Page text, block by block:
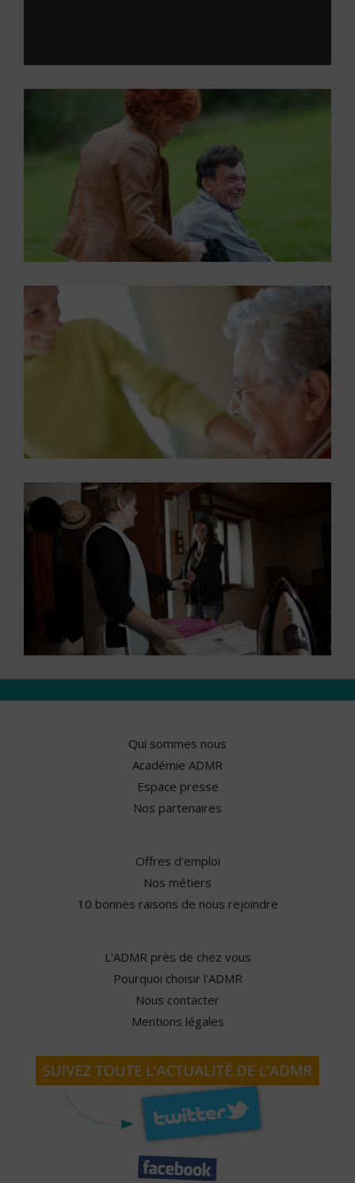
Qui sommes nous
Académie ADMR
Espace presse
Nos partenaires
Offres d'emploi
Nos métiers
10 bonnes raisons de nous rejoindre
L'ADMR près de chez vous
Pourquoi choisir l'ADMR
Nous contacter
Mentions légales